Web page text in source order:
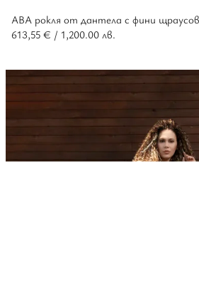
АВА рокля от дантела с фини
613,55 € / 1,200.00 лв.